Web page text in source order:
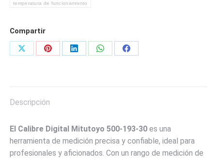
temperatura de funcionamiento
Compartir
Share
Share
Share
Share
Share
Descripción
El Calibre Digital Mitutoyo 500-193-30 es una
herramienta de medición precisa y confiable, ideal para
profesionales y aficionados. Con un rango de medición de